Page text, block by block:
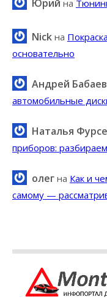
Юрий на
Nick на
основательно
Андрей Бабаев
автомобильные
Наталья
приборов:
олег на Как и
самому —